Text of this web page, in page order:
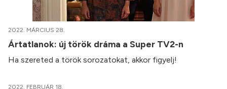
2022. MÁRCIUS 28.
Ártatlanok: új török dráma a Super TV2-n
Ha szereted a török sorozatokat, akkor figyelj!
2022. FEBRUÁR 18.